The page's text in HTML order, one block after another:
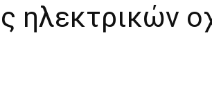
ηλεκτρικών